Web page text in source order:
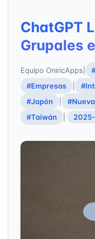
ChatGPT
Grupales
Equipo OniricApps
#Empresas
#Japón
#Taiwán